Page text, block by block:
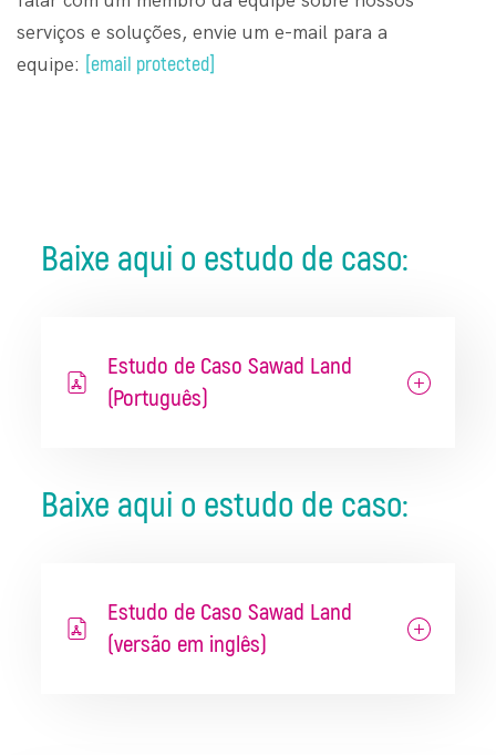
serviços e soluções, envie um e-mail para a
equipe: [email protected]
Baixe aqui o estudo de caso:
Estudo de Caso Sawad Land
(Português)
Baixe aqui o estudo de caso:
Estudo de Caso Sawad Land
(versão em inglês)